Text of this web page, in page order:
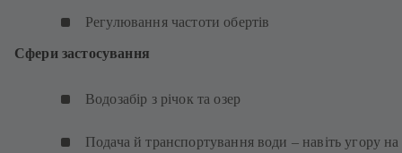
Регулювання частоти обертів
Сфери застосування
Водозабір з річок та озер
Подача й транспортування води – навіть угору на